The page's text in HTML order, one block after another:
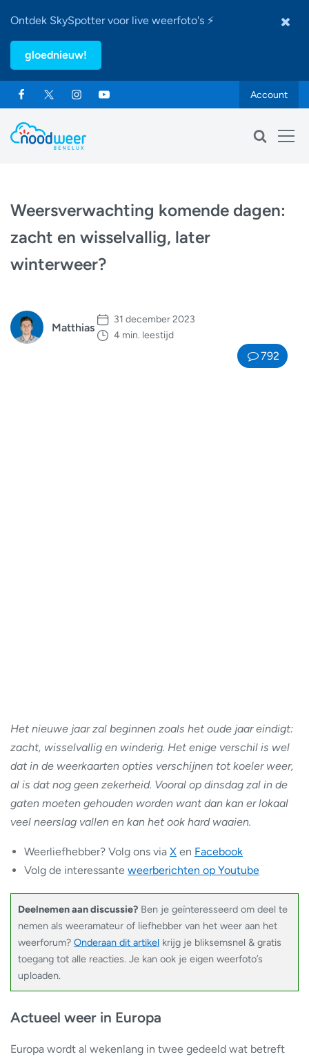
Ontdek SkySpotter voor live weerfoto's ⚡
gloednieuw!
Account
Weersverwachting komende dagen:
zacht en wisselvallig, later
winterweer?
Matthias
31 december 2023
4 min. leestijd
792
Het nieuwe jaar zal beginnen zoals het oude jaar eindigt:
zacht, wisselvallig en winderig. Het enige verschil is wel
dat in de weerkaarten opties verschijnen tot koeler weer,
al is dat nog geen zekerheid. Vooral op dinsdag zal in de
gaten moeten gehouden worden want dan kan er lokaal
veel neerslag vallen en kan het ook hard waaien.
Weerliefhebber? Volg ons via X en Facebook
Volg de interessante weerberichten op Youtube
Deelnemen aan discussie? Ben je geïnteresseerd om deel te
nemen als weeramateur of liefhebber van het weer aan het
weerforum? Onderaan dit artikel krijg je bliksemsnel & gratis
toegang tot alle reacties. Je kan ook je eigen weerfoto’s
uploaden.
Actueel weer in Europa
Europa wordt al wekenlang in twee gedeeld wat betreft